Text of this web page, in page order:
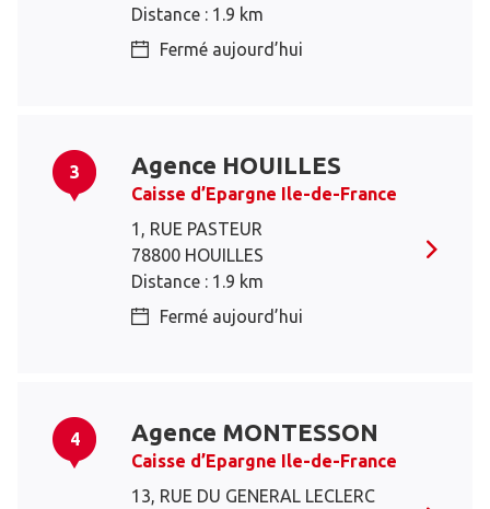
Distance : 1.9 km
Fermé aujourd’hui
3 Agence HOUILLES
Caisse d’Epargne Ile-de-France
1, RUE PASTEUR
78800 HOUILLES
Distance : 1.9 km
Fermé aujourd’hui
4 Agence MONTESSON
Caisse d’Epargne Ile-de-France
13, RUE DU GENERAL LECLERC